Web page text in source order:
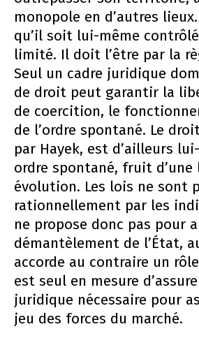
monopole en d’autres
qu’il soit lui-même
limité. Il doit l’être par la
Seul un cadre juridique
de droit peut garantir la
de coercition, le
de l’ordre spontané. Le
par Hayek, est d’ailleurs
ordre spontané, fruit d’une
évolution. Les lois ne sont
rationnellement par les
ne propose donc pas pour
démantèlement de l’État,
accorde au contraire un
est seul en mesure
juridique nécessaire pour
jeu des forces du marché.